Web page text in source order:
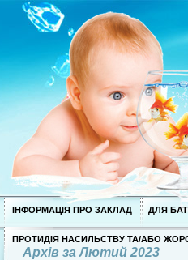
ІНФОРМАЦІЯ ПРО ЗАКЛАД ДЛЯ
ПРОТИДІЯ НАСИЛЬСТВУ ТА/АБО
Архів за Лютий 2023